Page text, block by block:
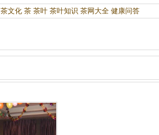
茶文化 茶 茶叶 茶叶知识 茶网大全 健康问答